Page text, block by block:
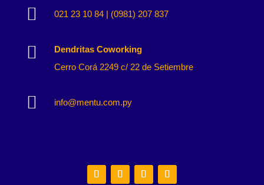
 021 23 10 84 | (0981) 207 837

Dendritas Coworking
Cerro Corá 2249 c/ 22 de Setiembre
 info@mentu.com.py